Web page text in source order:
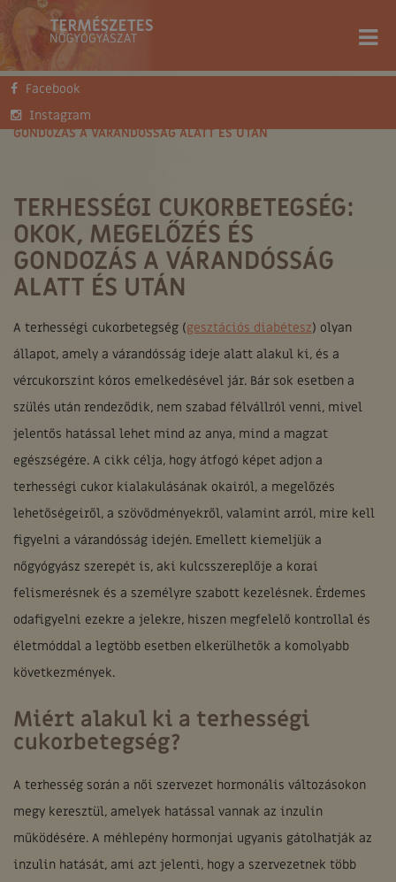
Facebook
Instagram
FŐOLDAL
TERHESSÉGI CUKORBETEGSÉG: OKOK, MEGELŐZÉS ÉS
GONDOZÁS A VÁRANDÓSSÁG ALATT ÉS UTÁN
TERHESSÉGI CUKORBETEGSÉG:
OKOK, MEGELŐZÉS ÉS
GONDOZÁS A VÁRANDÓSSÁG
ALATT ÉS UTÁN
A terhességi cukorbetegség (gesztációs diabétesz) olyan
állapot, amely a várandósság ideje alatt alakul ki, és a
vércukorszint kóros emelkedésével jár. Bár sok esetben a
szülés után rendeződik, nem szabad félvállról venni, mivel
jelentős hatással lehet mind az anya, mind a magzat
egészségére. A cikk célja, hogy átfogó képet adjon a
terhességi cukor kialakulásának okairól, a megelőzés
lehetőségeiről, a szövődményekről, valamint arról, mire kell
figyelni a várandósság idején. Emellett kiemeljük a
nőgyógyász szerepét is, aki kulcsszereplője a korai
felismerésnek és a személyre szabott kezelésnek. Érdemes
odafigyelni ezekre a jelekre, hiszen megfelelő kontrollal és
életmóddal a legtöbb esetben elkerülhetők a komolyabb
következmények.
Miért alakul ki a terhességi
cukorbetegség?
A terhesség során a női szervezet hormonális változásokon
megy keresztül, amelyek hatással vannak az inzulin
működésére. A méhlepény hormonjai ugyanis gátolhatják az
inzulin hatását, ami azt jelenti, hogy a szervezetnek több